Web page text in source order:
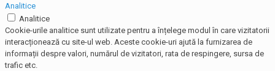
Analitice
Analitice
Cookie-urile analitice sunt utilizate pentru a înțelege modul în care vizitatorii
interacționează cu site-ul web. Aceste cookie-uri ajută la furnizarea de
informații despre valori, numărul de vizitatori, rata de respingere, sursa de
trafic etc.